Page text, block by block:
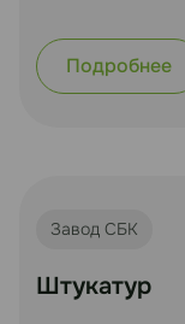
Подробнее
Завод СБК
Штукатур